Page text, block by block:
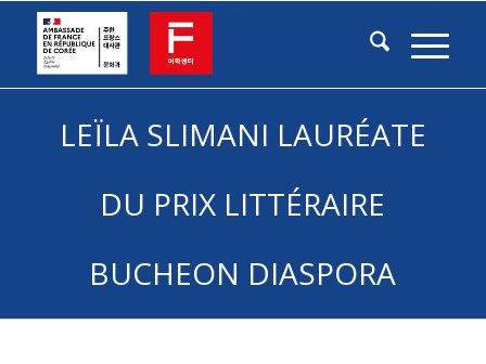
LEÏLA SLIMANI LAURÉATE
DU PRIX LITTÉRAIRE
BUCHEON DIASPORA